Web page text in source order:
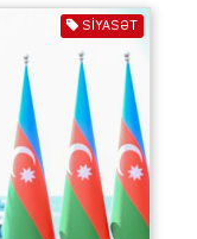
SIYASƏT